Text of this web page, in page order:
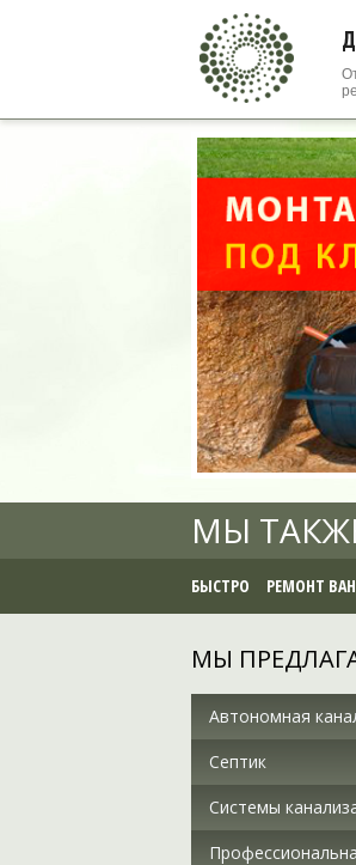
МЫ
БЫСТРО РЕМОНТ
МЫ
Автономная
Септик
Системы